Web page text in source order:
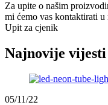
Za upite o našim
mi ćemo vas kontaktirati u
Upit za cjenik
Najnovije vijesti
05/11/22